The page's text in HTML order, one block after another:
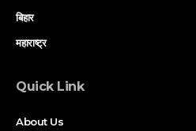
बिहार
महाराष्ट्र
Quick Link
About Us